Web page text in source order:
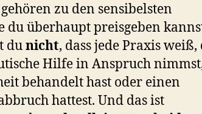
zu den sensibelsten
überhaupt preisgeben
dunicht, dass jede Praxis weiß,
Hilfe in Anspruch
behandelt hast oder einen
hattest. Und das ist